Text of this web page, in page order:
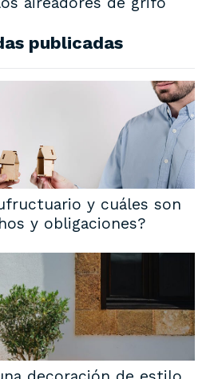
publicadas
y cuáles son
y obligaciones?